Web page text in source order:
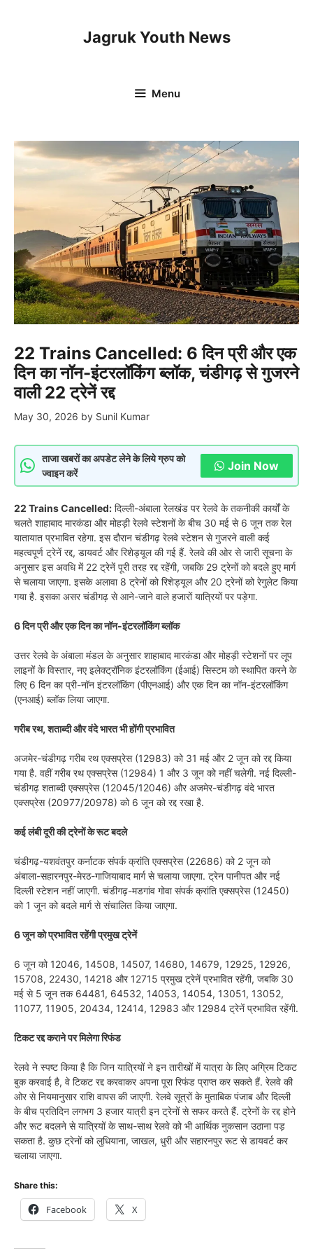
Jagruk Youth News
Menu
22 Trains Cancelled: 6 दिन प्री और एक
दिन का नॉन-इंटरलॉकिंग ब्लॉक, चंडीगढ़ से गुजरने
वाली 22 ट्रेनें रद्द
May 30, 2026 by Sunil Kumar
ताजा खबरों का अपडेट लेने के लिये ग्रुप को
ज्वाइन करें
Join Now
22 Trains Cancelled: दिल्ली-अंबाला रेलखंड पर रेलवे के तकनीकी कार्यों के
चलते शाहाबाद मारकंडा और मोहड़ी रेलवे स्टेशनों के बीच 30 मई से 6 जून तक रेल
यातायात प्रभावित रहेगा. इस दौरान चंडीगढ़ रेलवे स्टेशन से गुजरने वाली कई
महत्वपूर्ण ट्रेनें रद्द, डायवर्ट और रिशेड्यूल की गई हैं. रेलवे की ओर से जारी सूचना के
अनुसार इस अवधि में 22 ट्रेनें पूरी तरह रद्द रहेंगी, जबकि 29 ट्रेनों को बदले हुए मार्ग
से चलाया जाएगा. इसके अलावा 8 ट्रेनों को रिशेड्यूल और 20 ट्रेनों को रेगुलेट किया
गया है. इसका असर चंडीगढ़ से आने-जाने वाले हजारों यात्रियों पर पड़ेगा.
6 दिन प्री और एक दिन का नॉन-इंटरलॉकिंग ब्लॉक
उत्तर रेलवे के अंबाला मंडल के अनुसार शाहाबाद मारकंडा और मोहड़ी स्टेशनों पर लूप
लाइनों के विस्तार, नए इलेक्ट्रॉनिक इंटरलॉकिंग (ईआई) सिस्टम को स्थापित करने के
लिए 6 दिन का प्री-नॉन इंटरलॉकिंग (पीएनआई) और एक दिन का नॉन-इंटरलॉकिंग
(एनआई) ब्लॉक लिया जाएगा.
गरीब रथ, शताब्दी और वंदे भारत भी होंगी प्रभावित
अजमेर-चंडीगढ़ गरीब रथ एक्सप्रेस (12983) को 31 मई और 2 जून को रद्द किया
गया है. वहीं गरीब रथ एक्सप्रेस (12984) 1 और 3 जून को नहीं चलेगी. नई दिल्ली-
चंडीगढ़ शताब्दी एक्सप्रेस (12045/12046) और अजमेर-चंडीगढ़ वंदे भारत
एक्सप्रेस (20977/20978) को 6 जून को रद्द रखा है.
कई लंबी दूरी की ट्रेनों के रूट बदले
चंडीगढ़-यशवंतपुर कर्नाटक संपर्क क्रांति एक्सप्रेस (22686) को 2 जून को
अंबाला-सहारनपुर-मेरठ-गाजियाबाद मार्ग से चलाया जाएगा. ट्रेन पानीपत और नई
दिल्ली स्टेशन नहीं जाएगी. चंडीगढ़-मडगांव गोवा संपर्क क्रांति एक्सप्रेस (12450)
को 1 जून को बदले मार्ग से संचालित किया जाएगा.
6 जून को प्रभावित रहेंगी प्रमुख ट्रेनें
6 जून को 12046, 14508, 14507, 14680, 14679, 12925, 12926,
15708, 22430, 14218 और 12715 प्रमुख ट्रेनें प्रभावित रहेंगी, जबकि 30
मई से 5 जून तक 64481, 64532, 14053, 14054, 13051, 13052,
11077, 11905, 20434, 12414, 12983 और 12984 ट्रेनें प्रभावित रहेंगी.
टिकट रद्द कराने पर मिलेगा रिफंड
रेलवे ने स्पष्ट किया है कि जिन यात्रियों ने इन तारीखों में यात्रा के लिए अग्रिम टिकट
बुक करवाई है, वे टिकट रद्द करवाकर अपना पूरा रिफंड प्राप्त कर सकते हैं. रेलवे की
ओर से नियमानुसार राशि वापस की जाएगी. रेलवे सूत्रों के मुताबिक पंजाब और दिल्ली
के बीच प्रतिदिन लगभग 3 हजार यात्री इन ट्रेनों से सफर करते हैं. ट्रेनों के रद्द होने
और रूट बदलने से यात्रियों के साथ-साथ रेलवे को भी आर्थिक नुकसान उठाना पड़
सकता है. कुछ ट्रेनों को लुधियाना, जाखल, धुरी और सहारनपुर रूट से डायवर्ट कर
चलाया जाएगा.
Share this:
Facebook X